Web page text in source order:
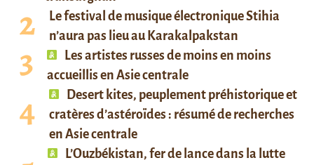
Le festival de musique électronique Stihia
n’aura pas lieu au Karakalpakstan
Les artistes russes de moins en moins
accueillis en Asie centrale
Desert kites, peuplement préhistorique et
cratères d’astéroïdes : résumé de recherches
en Asie centrale
L’Ouzbékistan, fer de lance dans la lutte